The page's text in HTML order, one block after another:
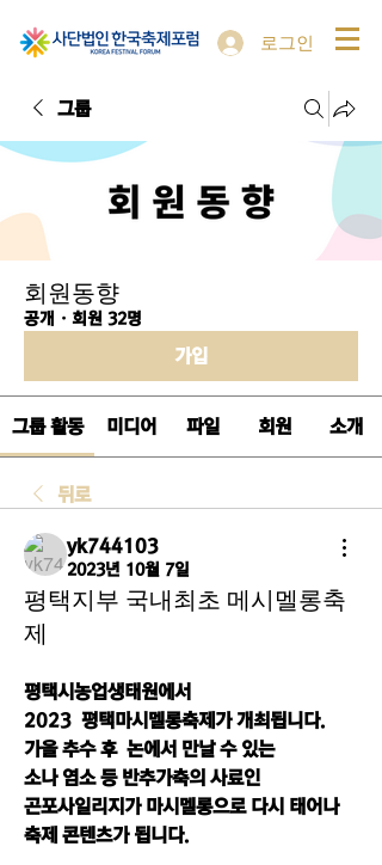
로그인
그룹
회원동향
공개 · 회원 32명
가입
그룹 활동 미디어 파일 회원 소개
뒤로
yk744103
2023년 10월 7일
평택지부 국내최초 메시멜롱축
제
평택시농업생태원에서
2023  평택마시멜롱축제가 개최됩니다.
가을 추수 후  논에서 만날 수 있는
소나 염소 등 반추가축의 사료인
곤포사일리지가 마시멜롱으로 다시 태어나
축제 콘텐츠가 됩니다.